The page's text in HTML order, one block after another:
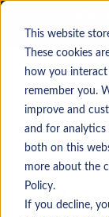
This website
These cookies
how you
remember you.
improve and
and for
both on this
more about the
Policy.
If you decline,
Réf. :
USA